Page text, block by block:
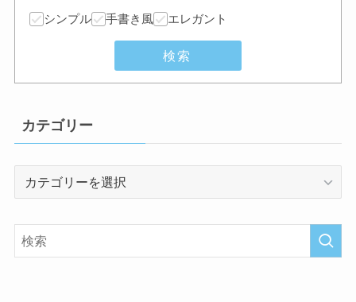
シンプル 手書き風 エレガント
検索
カテゴリー
リ
ー